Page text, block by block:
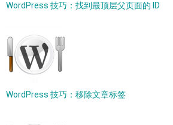
WordPress 技巧：找到最顶层父页面的 ID
WordPress 技巧：移除文章标签